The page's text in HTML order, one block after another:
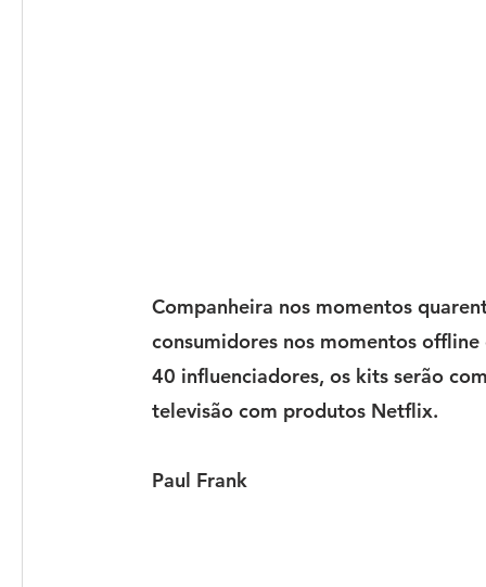
Companheira nos momentos
consumidores nos momentos
40 influenciadores, os kits serão
televisão com produtos Netflix.
Paul Frank